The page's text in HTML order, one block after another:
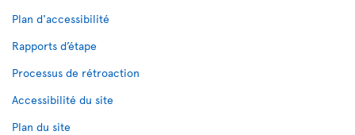
Plan d'accessibilité
Rapports d’étape
Processus de rétroaction
Accessibilité du site
Plan du site